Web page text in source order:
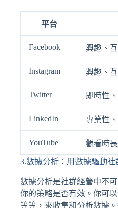
平台
Facebook 興趣、
Instagram 興趣、
Twitter 即時性
LinkedIn 專業性
YouTube 觀看時
3.數據分析：用數據驅動社
數據分析是社群經營中不
你的策略是否有效。你可以
等等，來收集和分析數據